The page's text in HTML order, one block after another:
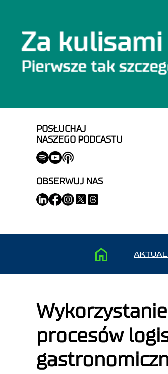
POSŁUCHAJ
NASZEGO PODCASTU
OBSERWUJ NAS
procesów